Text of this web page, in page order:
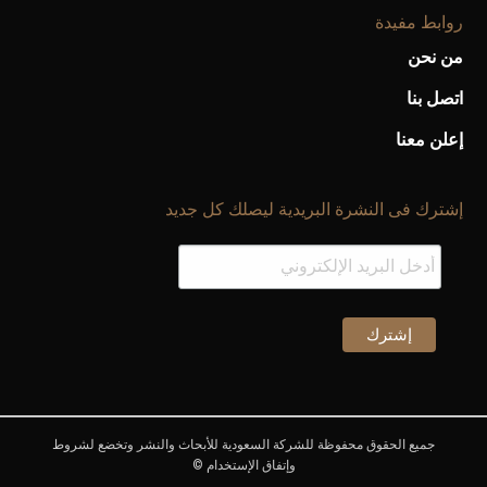
أحذية Mary Jane: ترف وأناقة للرجال
روابط مفيدة
من نحن
اتصل بنا
إعلن معنا
إشترك فى النشرة البريدية ليصلك كل جديد
جميع الحقوق محفوظة للشركة السعودية للأبحاث والنشر وتخضع لشروط
وإتفاق الإستخدام ©